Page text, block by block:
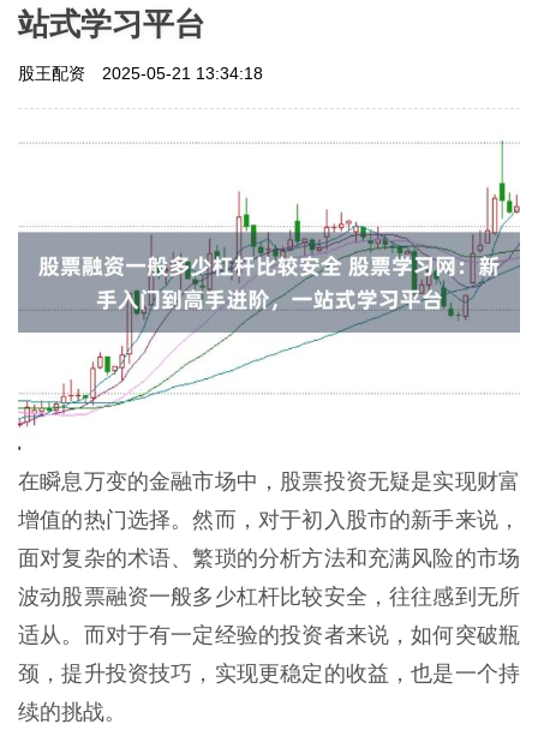
站式学习平台
股王配资 2025-05-21 13:34:18
在瞬息万变的金融市场中，股票投资无疑是实现财富
增值的热门选择。然而，对于初入股市的新手来说，
面对复杂的术语、繁琐的分析方法和充满风险的市场
波动股票融资一般多少杠杆比较安全，往往感到无所
适从。而对于有一定经验的投资者来说，如何突破瓶
颈，提升投资技巧，实现更稳定的收益，也是一个持
续的挑战。